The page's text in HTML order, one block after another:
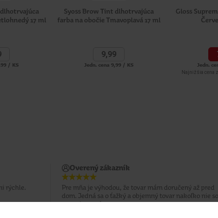
17 ml
/ KS
Syoss Brow Tint dlhotrvajúca
farba na obočie Tmavoplavá 17 ml
9,99
Jedn. cena 9,99 / KS
Gloss
Jedn.
Najnižšia cena
rýchle.
Overený zákazník
Pre mňa je výhodou, že tovar mám doručený až pred
dom. Jedná sa o ťažký a objemný tovar nakoľko nie
motorizovaná.